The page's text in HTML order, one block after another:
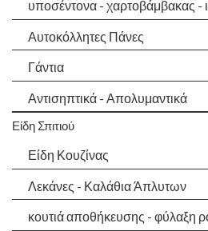
υποσέντονα - χαρτοβάμβακας -
Αυτοκόλλητες Πάνες
Γάντια
Αντισηπτικά - Απολυμαντικά
Είδη Σπιτιού
Είδη Κουζίνας
Λεκάνες - Καλάθια Άπλυτων
κουτιά αποθήκευσης - φύλαξη